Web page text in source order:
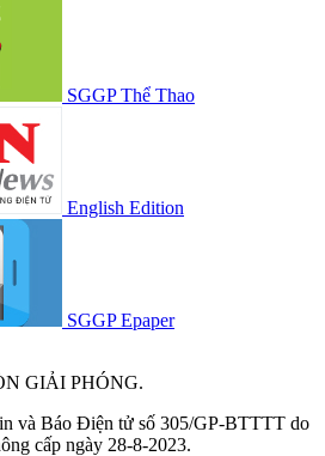
SGGP Thể Thao
English Edition
SGGP Epaper
GIẢI PHÓNG.
và Báo Điện tử số 305/GP-BTTTT do
cấp ngày 28-8-2023.